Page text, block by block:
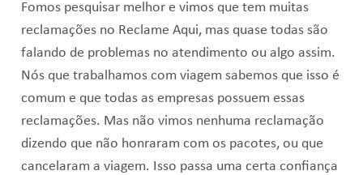
Fomos pesquisar melhor e vimos que tem muitas
reclamações no Reclame Aqui, mas quase todas são
falando de problemas no atendimento ou algo assim.
Nós que trabalhamos com viagem sabemos que isso é
comum e que todas as empresas possuem essas
reclamações. Mas não vimos nenhuma reclamação
dizendo que não honraram com os pacotes, ou que
cancelaram a viagem. Isso passa uma certa confiança